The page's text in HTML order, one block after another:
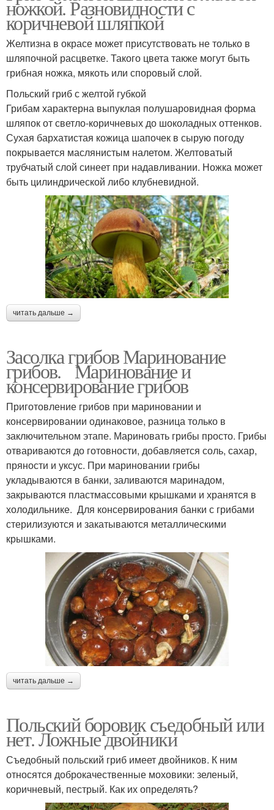
Грибы в мире Грибы в украине
ножкой. Разновидности с
коричневой шляпкой
Желтизна в окрасе может присутствовать не только в
шляпочной расцветке. Такого цвета также могут быть
грибная ножка, мякоть или споровый слой.
Польский гриб с желтой губкой
Грибам характерна выпуклая полушаровидная форма
шляпок от светло-коричневых до шоколадных оттенков.
Сухая бархатистая кожица шапочек в сырую погоду
покрывается маслянистым налетом. Желтоватый
трубчатый слой синеет при надавливании. Ножка может
быть цилиндрической либо клубневидной.
читать дальше →
Засолка грибов Маринование
грибов. Маринование и
консервирование грибов
Приготовление грибов при мариновании и
консервировании одинаковое, разница только в
заключительном этапе. Мариновать грибы просто. Грибы
отвариваются до готовности, добавляется соль, сахар,
пряности и уксус. При мариновании грибы
укладываются в банки, заливаются маринадом,
закрываются пластмассовыми крышками и хранятся в
холодильнике. Для консервирования банки с грибами
стерилизуются и закатываются металлическими
крышками.
читать дальше →
Польский боровик съедобный или
нет. Ложные двойники
Съедобный польский гриб имеет двойников. К ним
относятся доброкачественные моховики: зеленый,
коричневый, пестрый. Как их определять?